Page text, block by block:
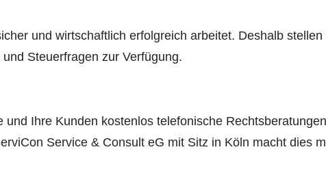
und wirtschaftlich erfolgreich arbeitet. Deshalb
Steuerfragen zur Verfügung.
Ihre Kunden kostenlos telefonische
Service & Consult eG mit Sitz in Köln macht dies